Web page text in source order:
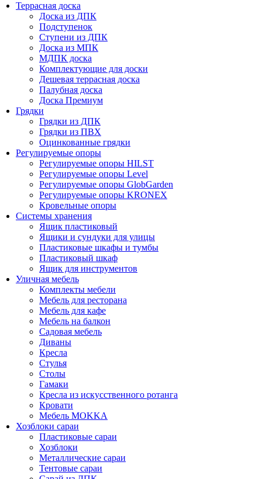
Террасная доска
Доска из ДПК
Подступенок
Ступени из ДПК
Доска из МПК
МДПК доска
Комплектующие для доски
Дешевая террасная доска
Палубная доска
Доска Премиум
Грядки
Грядки из ДПК
Грядки из ПВХ
Оцинкованные грядки
Регулируемые опоры
Регулируемые опоры HILST
Регулируемые опоры Level
Регулируемые опоры GlobGarden
Регулируемые опоры KRONEX
Кровельные опоры
Системы хранения
Ящик пластиковый
Ящики и сундуки для улицы
Пластиковые шкафы и тумбы
Пластиковый шкаф
Ящик для инструментов
Уличная мебель
Комплекты мебели
Мебель для ресторана
Мебель для кафе
Мебель на балкон
Садовая мебель
Диваны
Кресла
Стулья
Столы
Гамаки
Кресла из искусственного ротанга
Кровати
Мебель MOKKA
Хозблоки сараи
Пластиковые сараи
Хозблоки
Металлические сараи
Тентовые сараи